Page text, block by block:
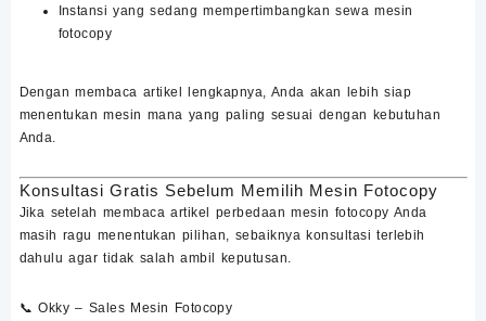
Instansi yang sedang mempertimbangkansewa mesin
fotocopy
Dengan membaca artikel lengkapnya, Anda akan lebih siap
menentukan mesin mana yang paling sesuai dengan kebutuhan
Anda.
Konsultasi Gratis Sebelum Memilih Mesin Fotocopy
Jika setelah membaca artikel perbedaan mesin fotocopy Anda
masih ragu menentukan pilihan, sebaiknya konsultasi terlebih
dahulu agar tidak salah ambil keputusan.
📞Okky – Sales Mesin Fotocopy